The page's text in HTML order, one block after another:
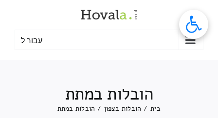
עבור ל
הובלות במתת
בית / הובלות בצפון / הובלות במתת